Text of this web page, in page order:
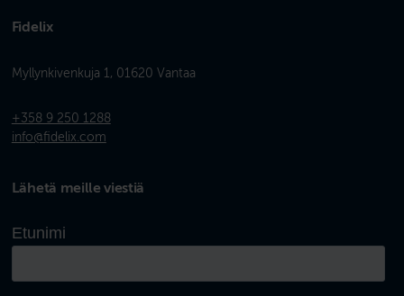
Fidelix
Myllynkivenkuja 1, 01620 Vantaa
+358 9 250 1288
info@fidelix.com
Lähetä meille viestiä